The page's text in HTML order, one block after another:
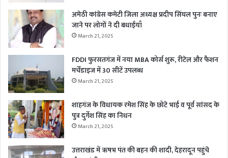
अमेठी कांग्रेस कमेटी जिला अध्यक्ष प्रदीप सिंघल पुनः बनाए
जाने पर लोगों ने दी बधाईयाँ
March 21, 2025
FDDI फुरसतगंज में नया MBA कोर्स शुरू, रीटेल और फैशन
मर्चेंडाइज में 30 सीटें उपलब्ध
March 21, 2025
शाहगंज के विधायक रमेश सिंह के छोटे भाई व पूर्व सांसद के
पुत्र दुर्गेश सिंह का निधन
March 21, 2025
उत्तराखंड में ऋषभ पंत की बहन की शादी, देहरादून पहुंचे